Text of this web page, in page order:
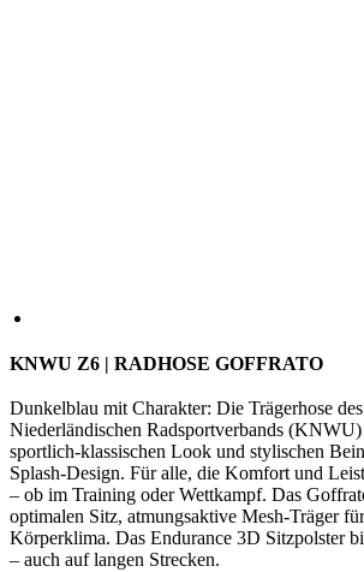
Niederländischen Radsportverbands (KNWU)
Splash-Design. Für alle, die Komfort und
optimalen Sitz, atmungsaktive Mesh-Träger für
Körperklima. Das Endurance 3D Sitzpolster
– auch auf langen Strecken.
GRÖSSE
2/S 3/M 4/L 5/XL 6/XXL 7/3XL 1+/XS+ 2+/
Vybraná varianta